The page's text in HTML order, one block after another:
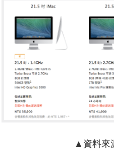
▲ 資料來